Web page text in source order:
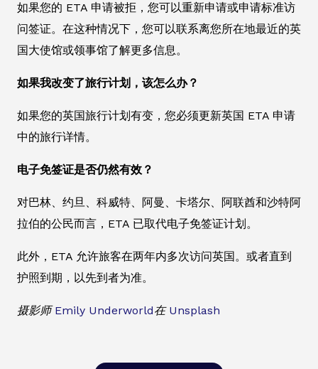
如果您的 ETA 申请被拒，您可以重新申请或申请标准访
问签证。在这种情况下，您可以联系离您所在地最近的英
国大使馆或领事馆了解更多信息。
如果我改变了旅行计划，该怎么办？
如果您的英国旅行计划有变，您必须更新英国 ETA 申请
中的旅行详情。
电子免签证是否仍然有效？
对巴林、约旦、科威特、阿曼、卡塔尔、阿联酋和沙特阿
拉伯的公民而言，ETA 已取代电子免签证计划。
此外，ETA 允许旅客在两年内多次访问英国。或者直到
护照到期，以先到者为准。
摄影师Emily Underworld在 Unsplash